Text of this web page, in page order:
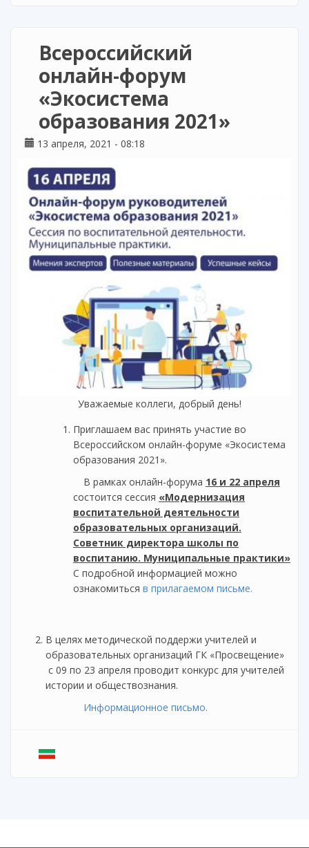
Всероссийский
онлайн-форум
«Экосистема
образования 2021»
13 апреля, 2021 - 08:18
Уважаемые коллеги, добрый день!
Приглашаем вас принять участие во
Всероссийском онлайн-форуме «Экосистема
образования 2021».
В рамках онлайн-форума 16 и 22 апреля
состоится сессия «Модернизация
воспитательной деятельности
образовательных организаций.
Советник директора школы по
воспитанию. Муниципальные практики»
С подробной информацией можно
ознакомиться в прилагаемом письме.
В целях методической поддержи учителей и
образовательных организаций ГК «Просвещение»
с 09 по 23 апреля проводит конкурс для учителей
истории и обществознания.
Информационное письмо.